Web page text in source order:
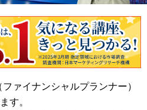
ァイナンシャルプランナー）
す。